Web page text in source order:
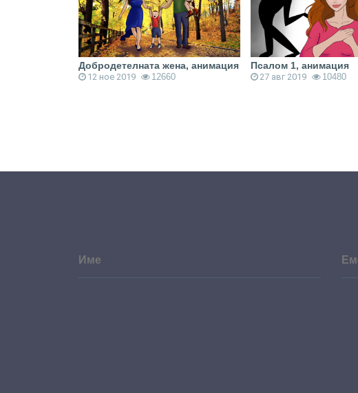
Добродетелната жена, анимация
12 ное 2019 12660
Псалом 1, анимация
27 авг 2019 10480